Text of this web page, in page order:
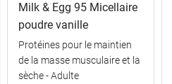
Milk & Egg 95 Micellaire
poudre vanille
Protéines pour le maintien
de la masse musculaire et la
sèche - Adulte